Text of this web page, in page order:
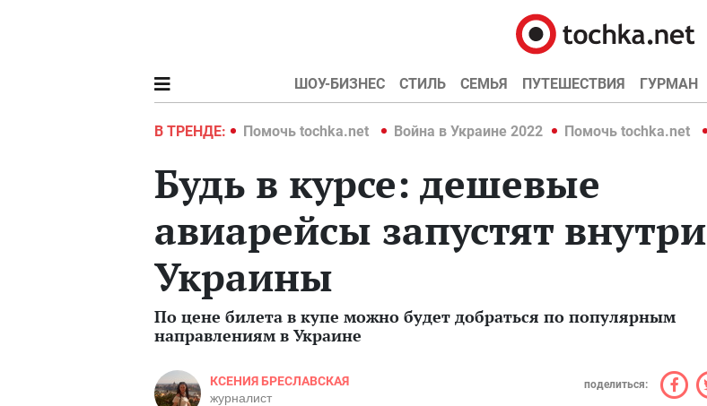
ШОУ-БИЗНЕС СТИЛЬ СЕМЬЯ ПУТЕШЕСТВИЯ ГУРМАН
В ТРЕНДЕ:
Война в Украине 2022 Помочь tochka.net Война в Украине 2022 Помочь tochka.net
Будь в курсе: дешевые
авиарейсы запустят внутри
Украины
По цене билета в купе можно будет добраться по популярным
направлениям в Украине
КСЕНИЯ БРЕСЛАВСКАЯ
журналист
поделиться: